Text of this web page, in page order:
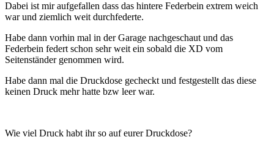
Dabei ist mir aufgefallen dass das hintere Federbein extrem weich
war und ziemlich weit durchfederte.
Habe dann vorhin mal in der Garage nachgeschaut und das
Federbein federt schon sehr weit ein sobald die XD vom
Seitenständer genommen wird.
Habe dann mal die Druckdose gecheckt und festgestellt das diese
keinen Druck mehr hatte bzw leer war.
Wie viel Druck habt ihr so auf eurer Druckdose?